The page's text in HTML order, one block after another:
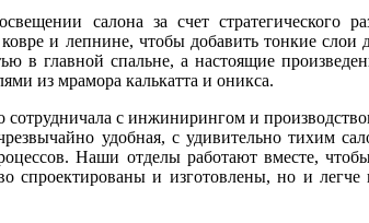
салона за счет
и лепнине, чтобы добавить тонкие
в главной спальне, а настоящие
из мрамора калькатта и оникса.
сотрудничала с инжинирингом и
удобная, с удивительно тихим
Наши отделы работают вместе,
спроектированы и изготовлены, но и